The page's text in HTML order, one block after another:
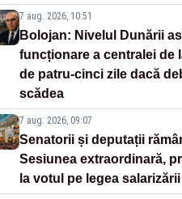
7 aug. 2026, 10:51
Bolojan: Nivelul Dunării
funcționare a centralei de
de patru-cinci zile dacă
scădea
7 aug. 2026, 09:07
Senatorii și deputații
Sesiunea extraordinară,
la votul pe legea salarizării